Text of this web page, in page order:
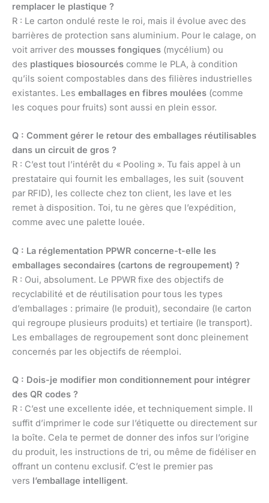
remplacer le plastique ?
R : Le carton ondulé reste le roi, mais il évolue avec des
barrières de protection sans aluminium. Pour le calage, on
voit arriver des mousses fongiques (mycélium) ou
des plastiques biosourcés comme le PLA, à condition
qu’ils soient compostables dans des filières industrielles
existantes. Les emballages en fibres moulées (comme
les coques pour fruits) sont aussi en plein essor.
Q : Comment gérer le retour des emballages réutilisables
dans un circuit de gros ?
R : C’est tout l’intérêt du « Pooling ». Tu fais appel à un
prestataire qui fournit les emballages, les suit (souvent
par RFID), les collecte chez ton client, les lave et les
remet à disposition. Toi, tu ne gères que l’expédition,
comme avec une palette louée.
Q : La réglementation PPWR concerne-t-elle les
emballages secondaires (cartons de regroupement) ?
R : Oui, absolument. Le PPWR fixe des objectifs de
recyclabilité et de réutilisation pour tous les types
d’emballages : primaire (le produit), secondaire (le carton
qui regroupe plusieurs produits) et tertiaire (le transport).
Les emballages de regroupement sont donc pleinement
concernés par les objectifs de réemploi.
Q : Dois-je modifier mon conditionnement pour intégrer
des QR codes ?
R : C’est une excellente idée, et techniquement simple. Il
suffit d’imprimer le code sur l’étiquette ou directement sur
la boîte. Cela te permet de donner des infos sur l’origine
du produit, les instructions de tri, ou même de fidéliser en
offrant un contenu exclusif. C’est le premier pas
vers l’emballage intelligent.